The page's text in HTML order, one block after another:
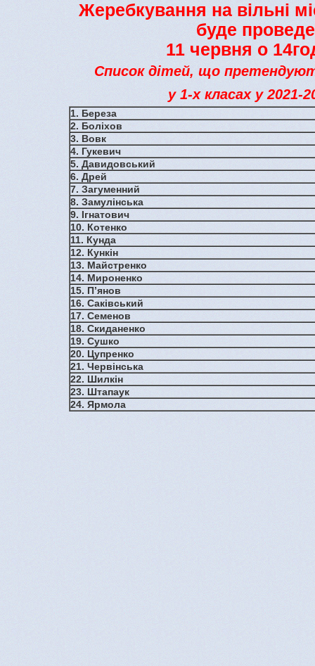
Жеребкування на вільні
буде
11 червня о
Список дітей, що
у 1-х класах у 2021-
1. Береза
2. Боліхов
3. Вовк
4. Гукевич
5. Давидовський
6. Дрей
7. Загуменний
8. Замулінська
9. Ігнатович
10. Котенко
11. Кунда
12. Кункін
13. Майстренко
14. Мироненко
15. П’янов
16. Саківський
17. Семенов
18. Скиданенко
19. Сушко
20. Цупренко
21. Червінська
22. Шилкін
23. Штапаук
24. Ярмола